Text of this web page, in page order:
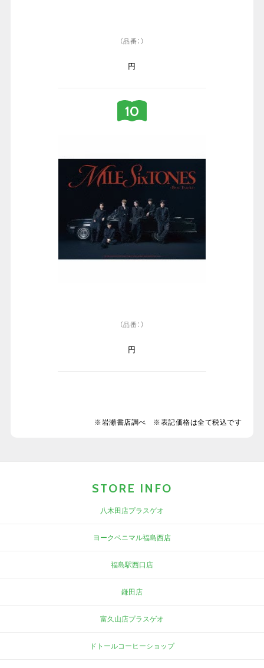
（品番：）
円
（品番：）
円
※岩瀬書店調べ ※表記価格は全て税込です
STORE INFO
八木田店プラスゲオ
ヨークベニマル福島西店
福島駅西口店
鎌田店
富久山店プラスゲオ
ドトールコーヒーショップ